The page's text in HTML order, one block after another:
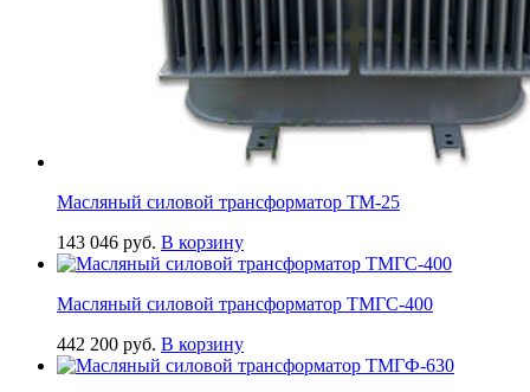
Масляный силовой трансформатор ТМ-25
143 046 руб. В корзину
Масляный силовой трансформатор ТМГС-400
442 200 руб. В корзину